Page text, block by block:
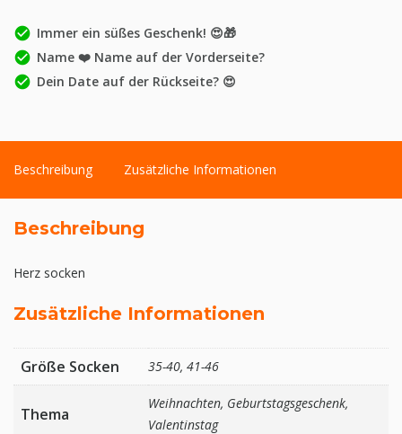
check_circle Immer ein süßes Geschenk! 😍🎁
check_circle Name ❤️ Name auf der Vorderseite?
check_circle Dein Date auf der Rückseite? 😍
Beschreibung Zusätzliche Informationen
Beschreibung
Herz socken
Zusätzliche Informationen
Größe Socken 35-40, 41-46
Thema
Weihnachten, Geburtstagsgeschenk,
Valentinstag